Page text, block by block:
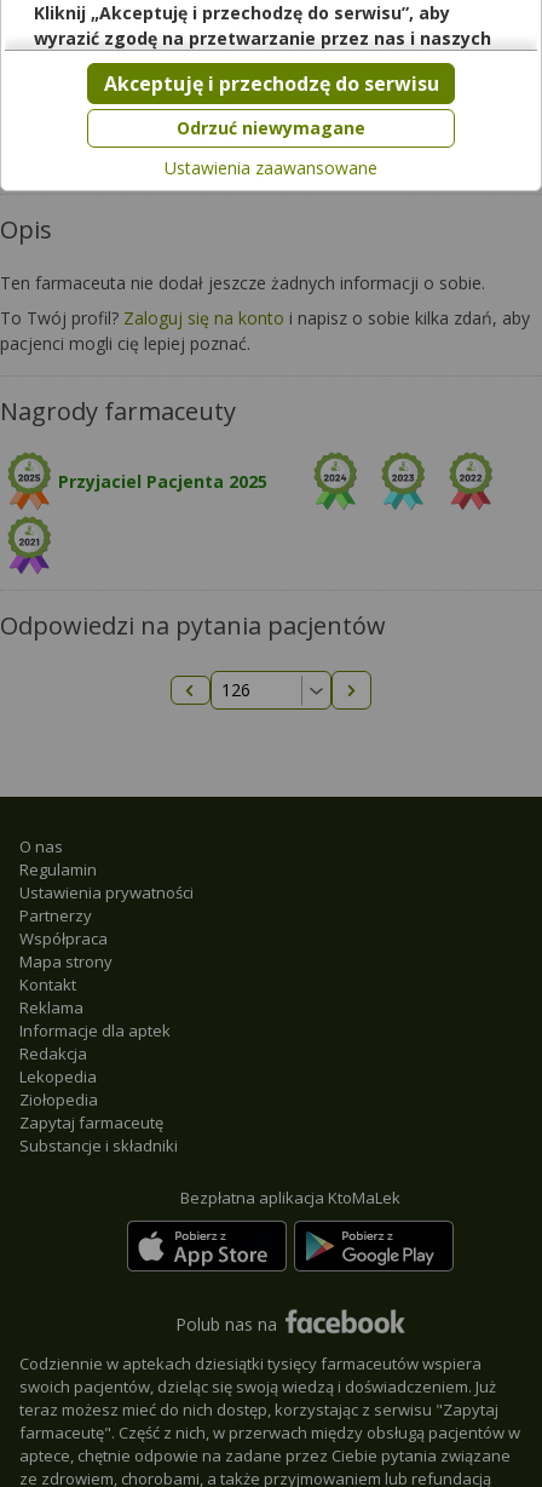
Czy chcesz wysłać pytanie do apteki,
w której pracuje ten farmaceuta?
Zapytaj teraz
Opis
Ten farmaceuta nie dodał jeszcze żadnych informacji o sobie.
To Twój profil? Zaloguj się na konto i napisz o sobie kilka zdań, aby
pacjenci mogli cię lepiej poznać.
Nagrody farmaceuty
Przyjaciel Pacjenta 2025
Odpowiedzi na pytania pacjentów
Poprzednia strona Następna strona
O nas
Regulamin
Ustawienia prywatności
Partnerzy
Współpraca
Mapa strony
Kontakt
Reklama
Informacje dla aptek
Redakcja
Lekopedia
Ziołopedia
Zapytaj farmaceutę
Substancje i składniki
Bezpłatna aplikacja KtoMaLek
Polub nas na
Codziennie w aptekach dziesiątki tysięcy farmaceutów wspiera
swoich pacjentów, dzieląc się swoją wiedzą i doświadczeniem. Już
teraz możesz mieć do nich dostęp, korzystając z serwisu "Zapytaj
farmaceutę". Część z nich, w przerwach między obsługą pacjentów w
aptece, chętnie odpowie na zadane przez Ciebie pytania związane
ze zdrowiem, chorobami, a także przyjmowaniem lub refundacją
Kliknij „Akceptuję i przechodzę do serwisu”, aby
wyrazić zgodę na przetwarzanie przez nas i naszych
partnerów Twoich danych w powyższych celach.
Pamiętaj, że wyrażenie zgody jest dobrowolne, a wyrażoną
zgodę możesz w każdej chwili cofnąć, możesz też wycofać
zgodę na przetwarzanie Twoich danych tylko w niektórych
celach. Jeżeli chcesz dowiedzieć się więcej lub chcesz
dokonać za pomocą „Ustawień zaawansowanych”.
zewnętrznych w naszym serwisie znajdziesz wRegulaminie
Serwisu.
Odrzuć niewymagane
Akceptuję i przechodzę do serwisu
Ustawienia zaawansowane